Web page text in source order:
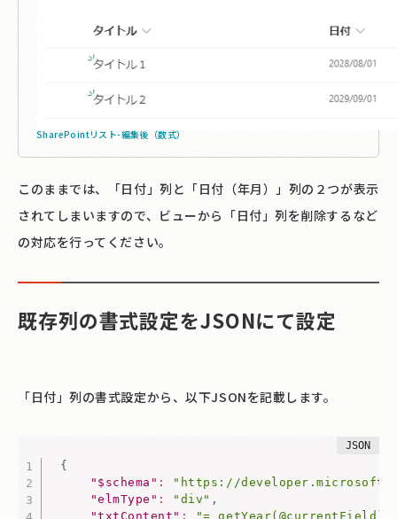
SharePointリスト-編集後（数式）
このままでは、「日付」列と「日付（年月）」列の２つが表示
されてしまいますので、ビューから「日付」列を削除するなど
の対応を行ってください。
既存列の書式設定をJSONにて設定
「日付」列の書式設定から、以下JSONを記載します。
{
"$schema" :
"https://
"elmType" : "div" ,
"txtContent" : "=